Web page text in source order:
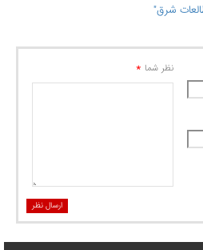
نظر شما *
ارسال نظر